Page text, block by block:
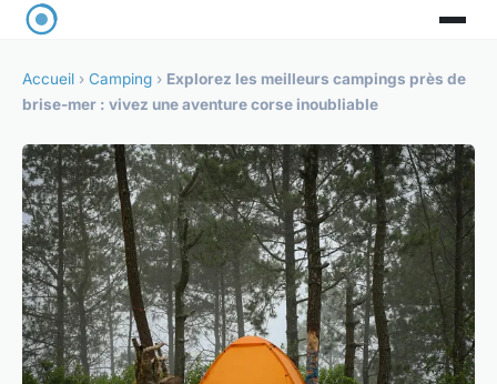
Accueil › Camping › Explorez les meilleurs campings près de
brise-mer : vivez une aventure corse inoubliable